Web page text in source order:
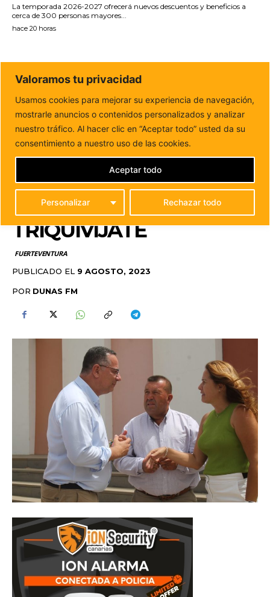
La temporada 2026-2027 ofrecerá nuevos descuentos y beneficios a
cerca de 300 personas mayores...
hace 20 horas